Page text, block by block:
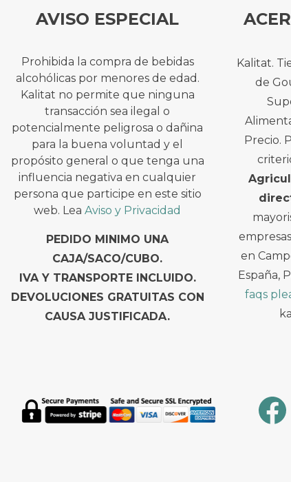
AVISO ESPECIAL
Prohibida la compra de bebidas
alcohólicas por menores de edad.
Kalitat no permite que ninguna
transacción sea ilegal o
potencialmente peligrosa o dañina
para la buena voluntad y el
propósito general o que tenga una
influencia negativa en cualquier
persona que participe en este sitio
web. LeaAviso y Privacidad
PEDIDO MINIMO UNA
CAJA/SACO/CUBO.
IVA Y TRANSPORTE INCLUIDO.
DEVOLUCIONES GRATUITAS CON
CAUSA JUSTIFICADA.
Kalitat.
de
Precio.
en
España,
faqs